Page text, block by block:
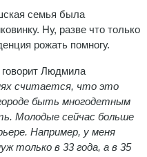
семья была
Ну, разве что только
рожать помногу.
Людмила
считается, что это
быть многодетным
Молодые сейчас больше
Например, у меня
только в 33 года, а в 35